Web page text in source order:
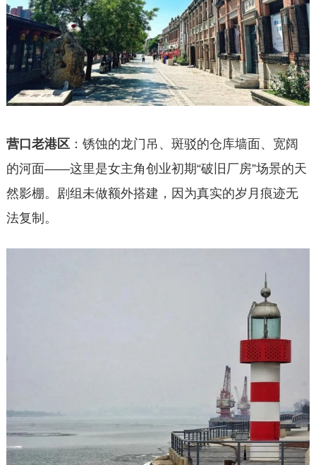
营口老港区：锈蚀的龙门吊、斑驳的仓库墙面、宽阔
的河面——这里是女主角创业初期“破旧厂房”场景的天
然影棚。剧组未做额外搭建，因为真实的岁月痕迹无
法复制。